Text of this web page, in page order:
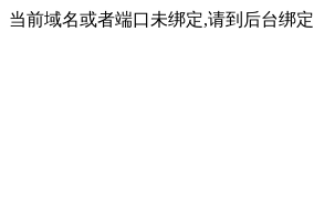
当前域名或者端口未绑定,请到后台绑